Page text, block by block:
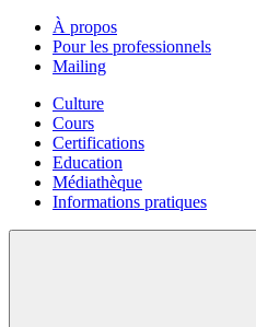
À propos
Pour les professionnels
Mailing
Culture
Cours
Certifications
Education
Médiathèque
Informations pratiques